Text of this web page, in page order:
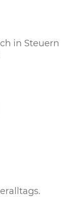
in Steuern